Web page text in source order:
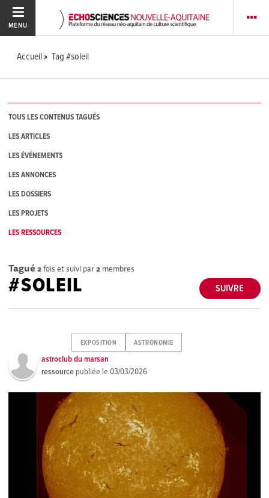
MENU
Accueil Tag #soleil
TOUS LES CONTENUS TAGUÉS
LES ARTICLES
LES ÉVÉNEMENTS
LES ANNONCES
LES DOSSIERS
LES PROJETS
LES RESSOURCES
Tagué 2fois et suivi par2 membres
SUIVRE
#SOLEIL
EXPOSITION ASTRONOMIE
astroclub du marsan
ressource publiée le03/03/2026